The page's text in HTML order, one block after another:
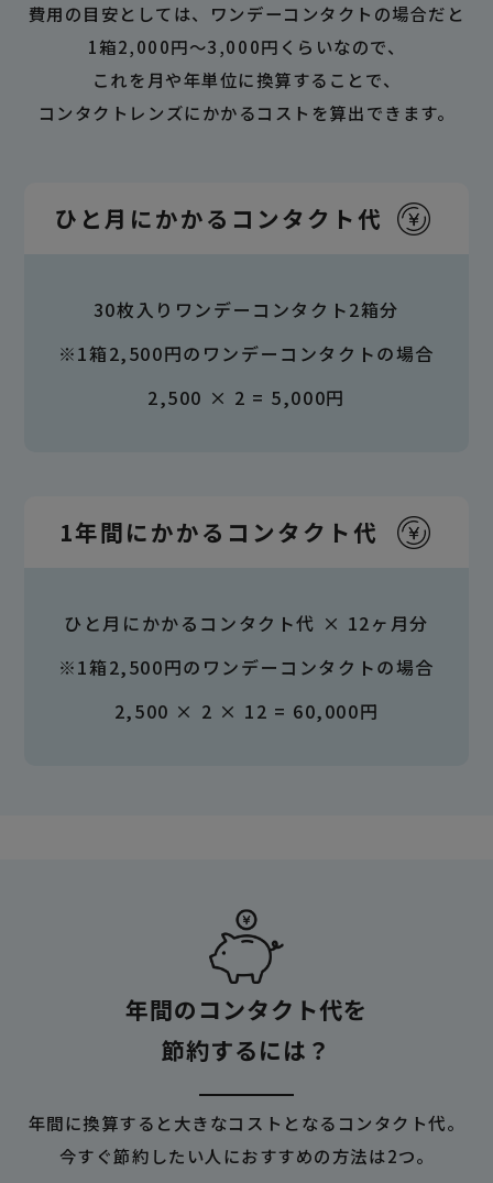
費用の目安としては、ワンデーコンタクトの場合だと
1箱2,000円～3,000円くらいなので、
これを月や年単位に換算することで、
コンタクトレンズにかかるコストを算出できます。
ひと月にかかるコンタクト代
30枚入りワンデーコンタクト2箱分
※1箱2,500円のワンデーコンタクトの場合
2,500 × 2 = 5,000円
1年間にかかるコンタクト代
ひと月にかかるコンタクト代 × 12ヶ月分
※1箱2,500円のワンデーコンタクトの場合
2,500 × 2 × 12 = 60,000円
年間のコンタクト代を
節約するには？
年間に換算すると大きなコストとなるコンタクト代。
今すぐ節約したい人におすすめの方法は2つ。